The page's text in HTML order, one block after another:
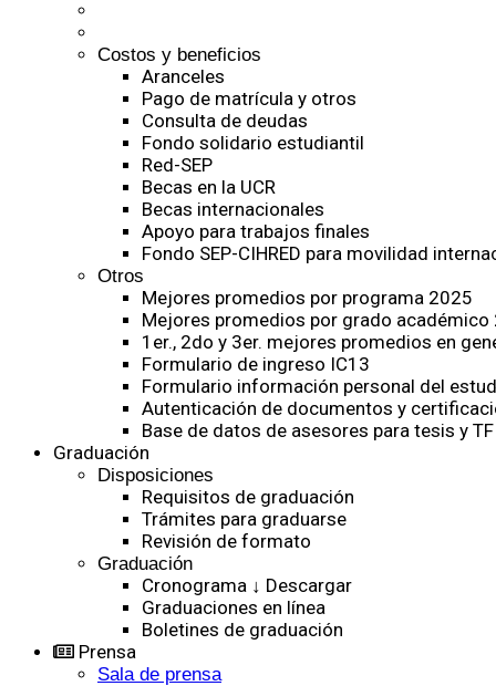
Costos y beneficios
Aranceles
Pago de matrícula y otros
Consulta de deudas
Fondo solidario estudiantil
Red-SEP
Becas en la UCR
Becas internacionales
Apoyo para trabajos finales
Fondo SEP-CIHRED para movilidad
Otros
Mejores promedios por programa 2025
Mejores promedios por grado académico
1er., 2do y 3er. mejores promedios en
Formulario de ingreso IC13
Formulario información personal del
Autenticación de documentos y
Base de datos de asesores para tesis y
Graduación
Disposiciones
Requisitos de graduación
Trámites para graduarse
Revisión de formato
Graduación
Cronograma ↓ Descargar
Graduaciones en línea
Boletines de graduación
Prensa
Sala de prensa